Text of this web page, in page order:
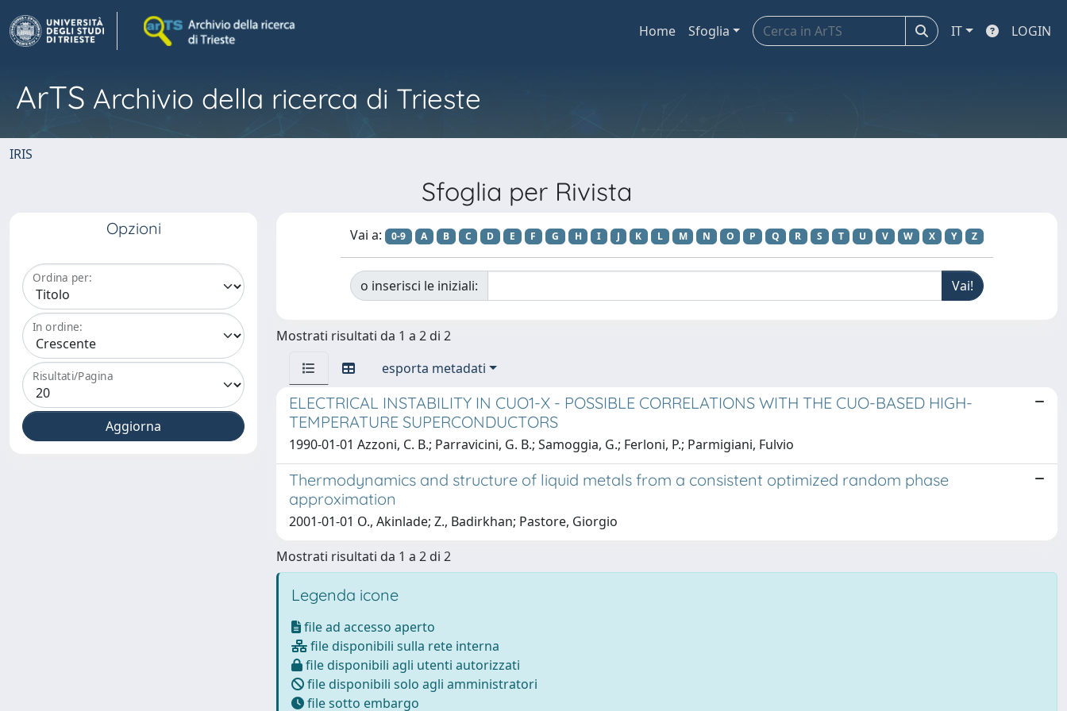
Home Sfoglia IT LOGIN
ArTS Archivio della ricerca di Trieste
IRIS
Sfoglia per Rivista
Opzioni
Ordina per:
In ordine:
Risultati/Pagina
Vai a: 0-9 A B C D E F G H I J K L M N O P Q R S T U V W X Y Z
o inserisci le iniziali:
Mostrati risultati da 1 a 2 di 2
esporta metadati
ELECTRICAL INSTABILITY IN CUO1-X - POSSIBLE CORRELATIONS WITH THE CUO-BASED HIGH-
TEMPERATURE SUPERCONDUCTORS
1990-01-01 Azzoni, C. B.; Parravicini, G. B.; Samoggia, G.; Ferloni, P.; Parmigiani, Fulvio
Thermodynamics and structure of liquid metals from a consistent optimized random phase
approximation
2001-01-01 O., Akinlade; Z., Badirkhan; Pastore, Giorgio
Mostrati risultati da 1 a 2 di 2
Legenda icone
file ad accesso aperto
file disponibili sulla rete interna
file disponibili agli utenti autorizzati
file disponibili solo agli amministratori
file sotto embargo